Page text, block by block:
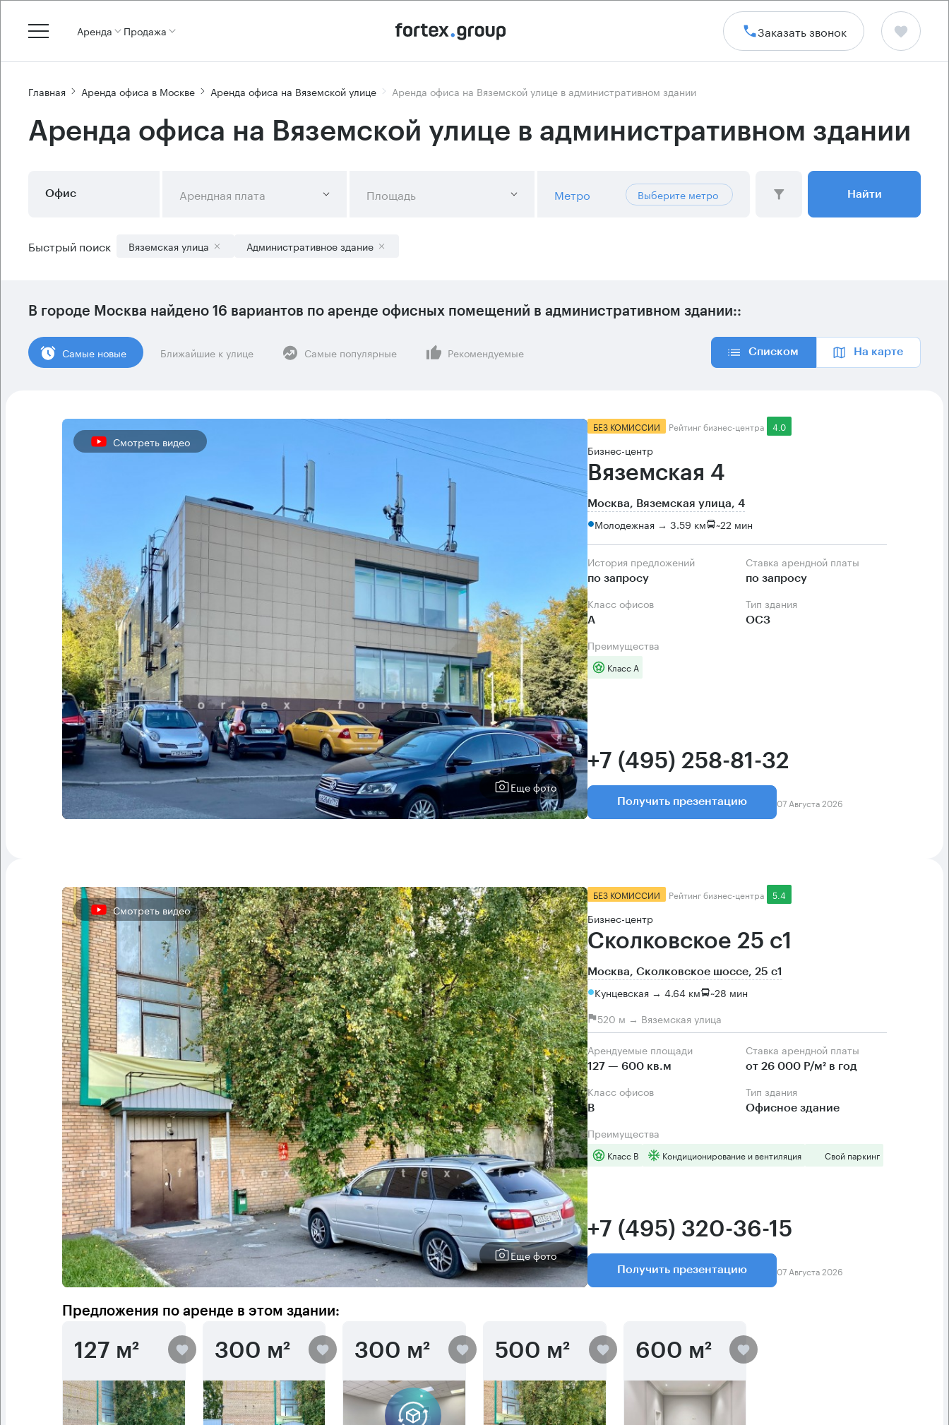
Аренда Продажа Заказать звонок
Главная Аренда офиса в Москве Аренда офиса на Вяземской улице Аренда офиса на Вяземской улице в административном здании
Аренда офиса на Вяземской улице в административном здании
Офис Арендная плата Площадь Метро Выберите метро Найти
Быстрый поиск Вяземская улица Административное здание
В городе Москва найдено 16 вариантов по аренде офисных помещений в административном здании::
Cамые новые Ближайшие к улице Самые популярные Рекомендуемые Списком На карте
Смотреть видео
Еще фото
БЕЗ КОМИССИИ Рейтинг бизнес-центра 4.0
Бизнес-центр
Вяземская 4
Москва, Вяземская улица, 4
Молодежная → 3.59 км ~22 мин
История предложений
по запросу
Ставка арендной платы
по запросу
Класс офисов
А
Тип здания
ОСЗ
Преимущества
Класс А
+7 (495) 258-81-32
Получить презентацию 07 Августа 2026
Смотреть видео
Еще фото
БЕЗ КОМИССИИ Рейтинг бизнес-центра 5.4
Бизнес-центр
Сколковское 25 с1
Москва, Сколковское шоссе, 25 с1
Кунцевская → 4.64 км ~28 мин
520 м → Вяземская улица
Арендуемые площади
127 — 600 кв.м
Ставка арендной платы
от 26 000 Р/м² в год
Класс офисов
B
Тип здания
Офисное здание
Преимущества
Класс B Кондиционирование и вентиляция Свой паркинг
+7 (495) 320-36-15
Получить презентацию 07 Августа 2026
Предложения по аренде в этом здании:
127 м² 300 м² 300 м² 500 м² 600 м²